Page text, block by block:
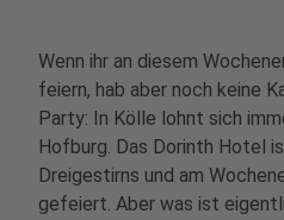
Wenn ihr an diesem
feiern, hab aber noch keine
Party: In Kölle lohnt sich
Hofburg. Das Dorinth Hotel
Dreigestirns und am
gefeiert. Aber was ist